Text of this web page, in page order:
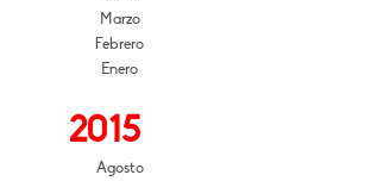
Marzo
Febrero
Enero
2015
Agosto